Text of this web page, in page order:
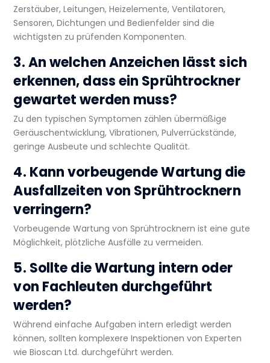
Zerstäuber, Leitungen, Heizelemente, Ventilatoren,
Sensoren, Dichtungen und Bedienfelder sind die
wichtigsten zu prüfenden Komponenten.
3. An welchen Anzeichen lässt sich
erkennen, dass ein Sprühtrockner
gewartet werden muss?
Zu den typischen Symptomen zählen übermäßige
Geräuschentwicklung, Vibrationen, Pulverrückstände,
geringe Ausbeute und schlechte Qualität.
4. Kann vorbeugende Wartung die
Ausfallzeiten von Sprühtrocknern
verringern?
Vorbeugende Wartung von Sprühtrocknern ist eine gute
Möglichkeit, plötzliche Ausfälle zu vermeiden.
5. Sollte die Wartung intern oder
von Fachleuten durchgeführt
werden?
Während einfache Aufgaben intern erledigt werden
können, sollten komplexere Inspektionen von Experten
wie Bioscan Ltd. durchgeführt werden.